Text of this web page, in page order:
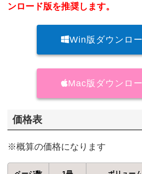
ンロード版を推奨します。
Win版 ダウンロ
Mac版 ダウンロ
価格表
※概算の価格になります